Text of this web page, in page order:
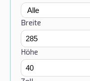
Breite
Höhe